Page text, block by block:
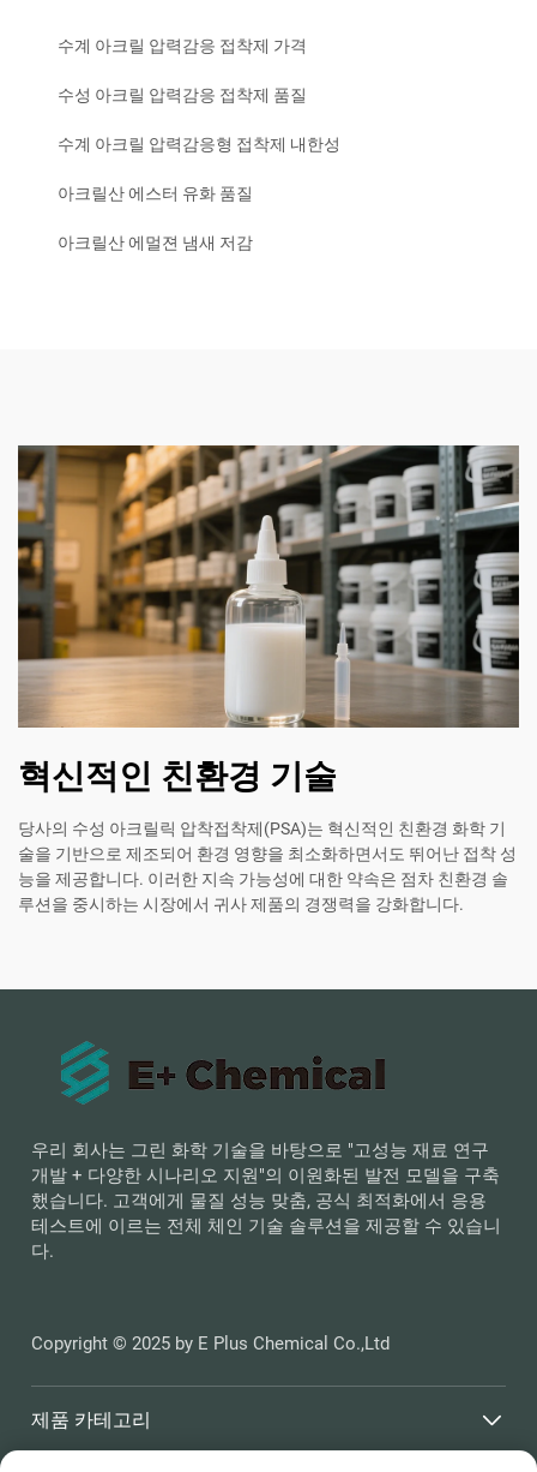
수계 아크릴 압력감응 접착제 가격
수성 아크릴 압력감응 접착제 품질
수계 아크릴 압력감응형 접착제 내한성
아크릴산 에스터 유화 품질
아크릴산 에멀젼 냄새 저감
혁신적인 친환경 기술
당사의 수성 아크릴릭 압착접착제(PSA)는 혁신적인 친환경 화학 기
술을 기반으로 제조되어 환경 영향을 최소화하면서도 뛰어난 접착 성
능을 제공합니다. 이러한 지속 가능성에 대한 약속은 점차 친환경 솔
루션을 중시하는 시장에서 귀사 제품의 경쟁력을 강화합니다.
우리 회사는 그린 화학 기술을 바탕으로 "고성능 재료 연구
개발 + 다양한 시나리오 지원"의 이원화된 발전 모델을 구축
했습니다. 고객에게 물질 성능 맞춤, 공식 최적화에서 응용
테스트에 이르는 전체 체인 기술 솔루션을 제공할 수 있습니
다.
Copyright © 2025 by E Plus Chemical Co.,Ltd
제품 카테고리